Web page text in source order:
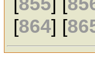
[864] [